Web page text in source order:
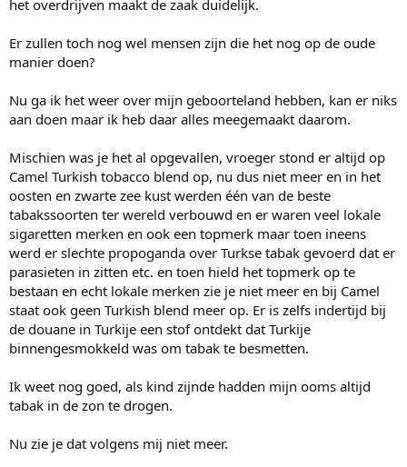
het overdrijven maakt de zaak duidelijk.
Er zullen toch nog wel mensen zijn die het nog op de oude
manier doen?
Nu ga ik het weer over mijn geboorteland hebben, kan er niks
aan doen maar ik heb daar alles meegemaakt daarom.
Mischien was je het al opgevallen, vroeger stond er altijd op
Camel Turkish tobacco blend op, nu dus niet meer en in het
oosten en zwarte zee kust werden één van de beste
tabakssoorten ter wereld verbouwd en er waren veel lokale
sigaretten merken en ook een topmerk maar toen ineens
werd er slechte propoganda over Turkse tabak gevoerd dat er
parasieten in zitten etc. en toen hield het topmerk op te
bestaan en echt lokale merken zie je niet meer en bij Camel
staat ook geen Turkish blend meer op. Er is zelfs indertijd bij
de douane in Turkije een stof ontdekt dat Turkije
binnengesmokkeld was om tabak te besmetten.
Ik weet nog goed, als kind zijnde hadden mijn ooms altijd
tabak in de zon te drogen.
Nu zie je dat volgens mij niet meer.